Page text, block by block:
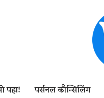
पहा! पर्सनल कौन्सिलिंग